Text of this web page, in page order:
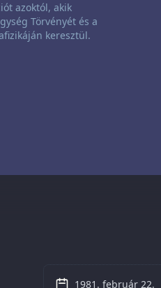
azoktól, akik
Törvényét és a
keresztül.
1981. február 22.